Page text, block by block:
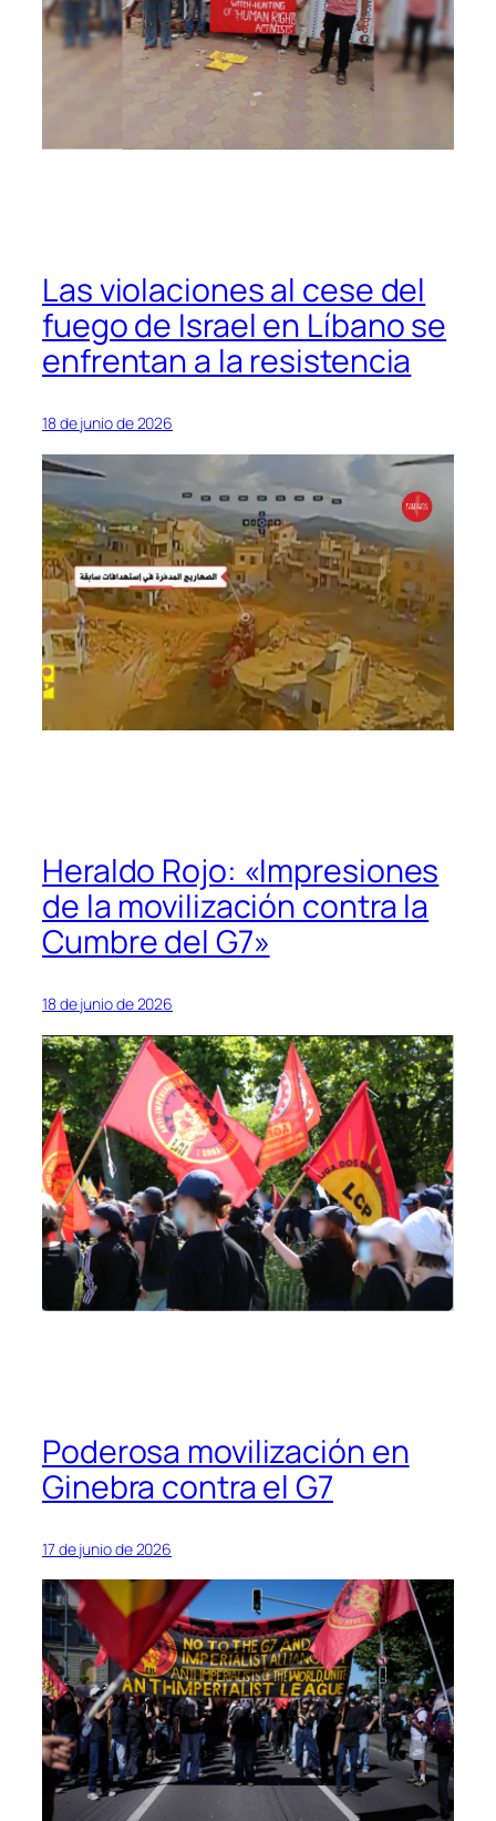
Las violaciones al cese del
fuego de Israel en Líbano se
enfrentan a la resistencia
18 de junio de 2026
Heraldo Rojo: «Impresiones
de la movilización contra la
Cumbre del G7»
18 de junio de 2026
Poderosa movilización en
Ginebra contra el G7
17 de junio de 2026